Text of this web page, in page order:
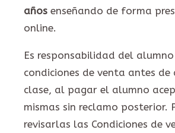
años enseñando de forma
online.
Es responsabilidad del
condiciones de venta antes
clase, al pagar el alumno
mismas sin reclamo posterior.
revisarlas las Condiciones de